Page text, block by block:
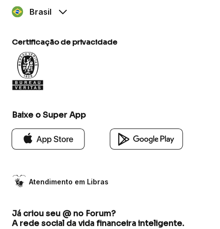
Brasil
Certificação de privacidade
Baixe o Super App
Atendimento em Libras
Já criou seu @ no Forum?
A rede social da vida financeira inteligente.